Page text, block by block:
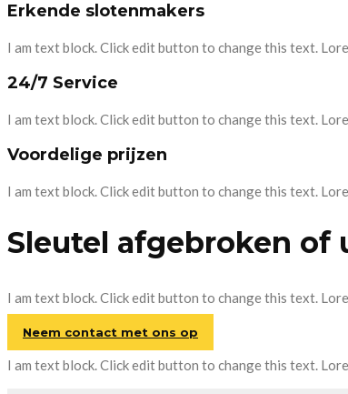
Erkende slotenmakers
I am text block. Click edit button to change this text.
24/7 Service
I am text block. Click edit button to change this text.
Voordelige prijzen
I am text block. Click edit button to change this text.
Sleutel afgebroken of
I am text block. Click edit button to change this text.
Neem contact met ons op
I am text block. Click edit button to change this text.